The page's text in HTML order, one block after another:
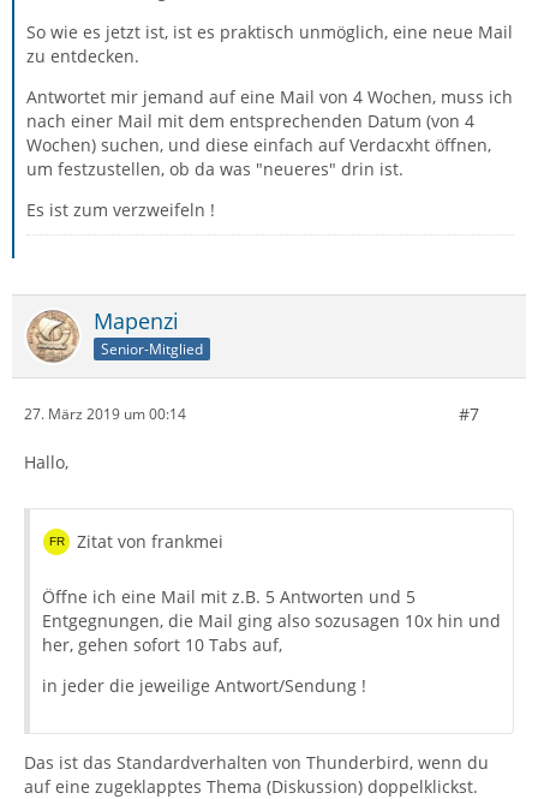
So wie es jetzt ist, ist es praktisch unmöglich, eine neue Mail
zu entdecken.
Antwortet mir jemand auf eine Mail von 4 Wochen, muss ich
nach einer Mail mit dem entsprechenden Datum (von 4
Wochen) suchen, und diese einfach auf Verdacxht öffnen,
um festzustellen, ob da was "neueres" drin ist.
Es ist zum verzweifeln !
Mapenzi
Senior-Mitglied
27. März 2019 um 00:14 #7
Hallo,
Zitat von frankmei
Öffne ich eine Mail mit z.B. 5 Antworten und 5
Entgegnungen, die Mail ging also sozusagen 10x hin und
her, gehen sofort 10 Tabs auf,
in jeder die jeweilige Antwort/Sendung !
Das ist das Standardverhalten von Thunderbird, wenn du
auf eine zugeklapptes Thema (Diskussion) doppelklickst.